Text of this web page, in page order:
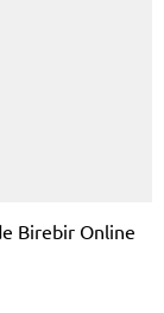
Birebir Online